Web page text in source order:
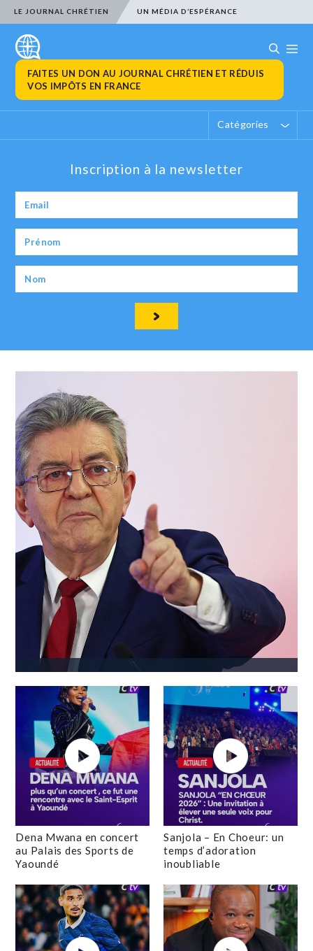
LE JOURNAL CHRÉTIEN UN MÉDIA D’ESPÉRANCE
FAITES UN DON AU JOURNAL CHRÉTIEN ET RÉDUIS
VOS IMPÔTS EN FRANCE
Catégories
Inscription à la newsletter
Dena Mwana en concert
au Palais des Sports de
Yaoundé
Sanjola – En Choeur: un
temps d’adoration
inoubliable